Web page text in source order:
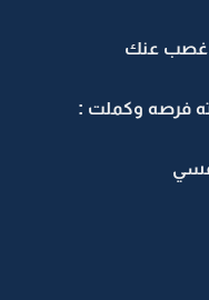
عنك
وكملت :